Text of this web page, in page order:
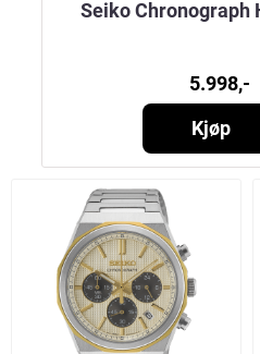
Seiko Chronograph
5.998,-
Kjøp